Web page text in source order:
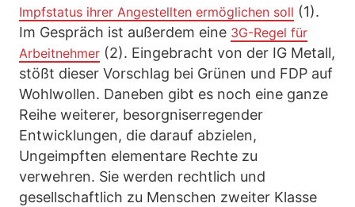
Impfstatus ihrer Angestellten ermöglichen soll (1).
Im Gespräch ist außerdem eine 3G-Regel für
Arbeitnehmer (2). Eingebracht von der IG Metall,
stößt dieser Vorschlag bei Grünen und FDP auf
Wohlwollen. Daneben gibt es noch eine ganze
Reihe weiterer, besorgniserregender
Entwicklungen, die darauf abzielen,
Ungeimpften elementare Rechte zu
verwehren. Sie werden rechtlich und
gesellschaftlich zu Menschen zweiter Klasse